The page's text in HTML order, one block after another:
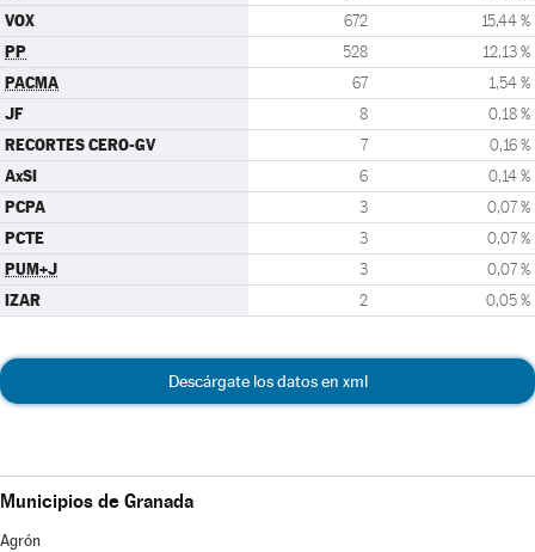
VOX 672 15,44 %
PP 528 12,13 %
PACMA 67 1,54 %
JF 8 0,18 %
RECORTES CERO-GV 7 0,16 %
AxSI 6 0,14 %
PCPA 3 0,07 %
PCTE 3 0,07 %
PUM+J 3 0,07 %
IZAR 2 0,05 %
Descárgate los datos en xml
Municipios de Granada
Agrón